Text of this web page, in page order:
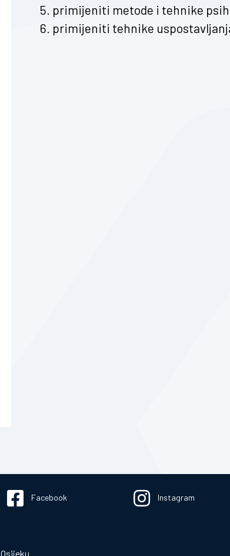
primijeniti metode i tehnike
primijeniti tehnike
Facebook Instagram